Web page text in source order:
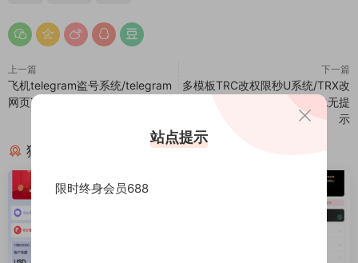
上一篇
飞机telegram盗号系统/telegram
网页盗号源码/飞机电报盗号源码
下一篇
多模板TRC改权限秒U系统/TRX改
权限盗U系统/im/bitkeep钱包无提
示
猜你喜欢
站点提示
限时终身会员688